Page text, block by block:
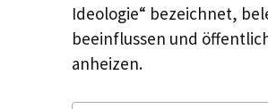
Ideologie“ bezeichnet,
beeinflussen und
anheizen.